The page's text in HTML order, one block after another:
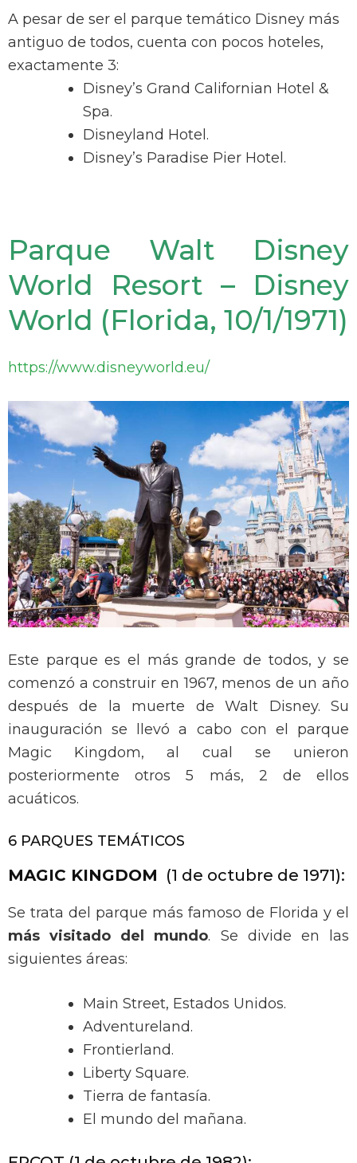
A pesar de ser el parque temático Disney más
antiguo de todos, cuenta con pocos hoteles,
exactamente 3:
Disney’s Grand Californian Hotel &
Spa.
Disneyland Hotel.
Disney’s Paradise Pier Hotel.
Parque Walt Disney
World Resort – Disney
World (Florida, 10/1/1971)
https://www.disneyworld.eu/
Este parque es el más grande de todos, y se
comenzó a construir en 1967, menos de un año
después de la muerte de Walt Disney. Su
inauguración se llevó a cabo con el parque
Magic Kingdom, al cual se unieron
posteriormente otros 5 más, 2 de ellos
acuáticos.
6 PARQUES TEMÁTICOS
MAGIC KINGDOM (1 de octubre de 1971):
Se trata del parque más famoso de Florida y el
más visitado del mundo. Se divide en las
siguientes áreas:
Main Street, Estados Unidos.
Adventureland.
Frontierland.
Liberty Square.
Tierra de fantasía.
El mundo del mañana.